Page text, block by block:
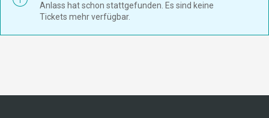
Anlass hat schon stattgefunden. Es sind keine
Tickets mehr verfügbar.